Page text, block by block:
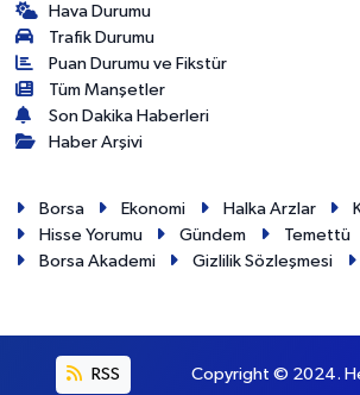
Hava Durumu
Trafik Durumu
Puan Durumu ve Fikstür
Tüm Manşetler
Son Dakika Haberleri
Haber Arşivi
Borsa Ekonomi Halka Arzlar
Hisse Yorumu
Gündem Temettü
Borsa Akademi
Gizlilik Sözleşmesi
RSS Copyright © 2024. Her